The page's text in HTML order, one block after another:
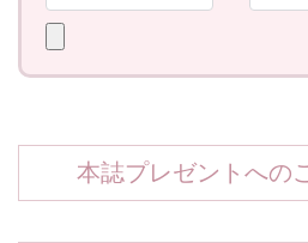
本誌プレゼントへの